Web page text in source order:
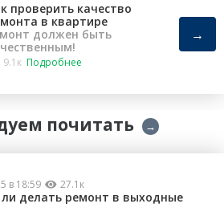
проверить качество
в квартире
должен быть
9.1к Подробнее
→
почитать →
в 18:59 27.1к
делать ремонт в выходные